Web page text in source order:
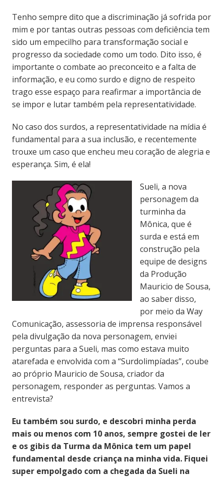
Tenho sempre dito que a discriminação já sofrida por
mim e por tantas outras pessoas com deficiência tem
sido um empecilho para transformação social e
progresso da sociedade como um todo. Dito isso, é
importante o combate ao preconceito e a falta de
informação, e eu como surdo e digno de respeito
trago esse espaço para reafirmar a importância de
se impor e lutar também pela representatividade.
No caso dos surdos, a representatividade na mídia é
fundamental para a sua inclusão, e recentemente
trouxe um caso que encheu meu coração de alegria e
esperança. Sim, é ela!
Sueli, a nova
personagem da
turminha da
Mônica, que é
surda e está em
construção pela
equipe de designs
da Produção
Mauricio de Sousa,
ao saber disso,
por meio da Way
Comunicação, assessoria de imprensa responsável
pela divulgação da nova personagem, enviei
perguntas para a Sueli, mas como estava muito
atarefada e envolvida com a “Surdolimpíadas”, coube
ao próprio Mauricio de Sousa, criador da
personagem, responder as perguntas. Vamos a
entrevista?
Eu também sou surdo, e descobri minha perda
mais ou menos com 10 anos, sempre gostei de ler
e os gibis da Turma da Mônica tem um papel
fundamental desde criança na minha vida. Fiquei
super empolgado com a chegada da Sueli na